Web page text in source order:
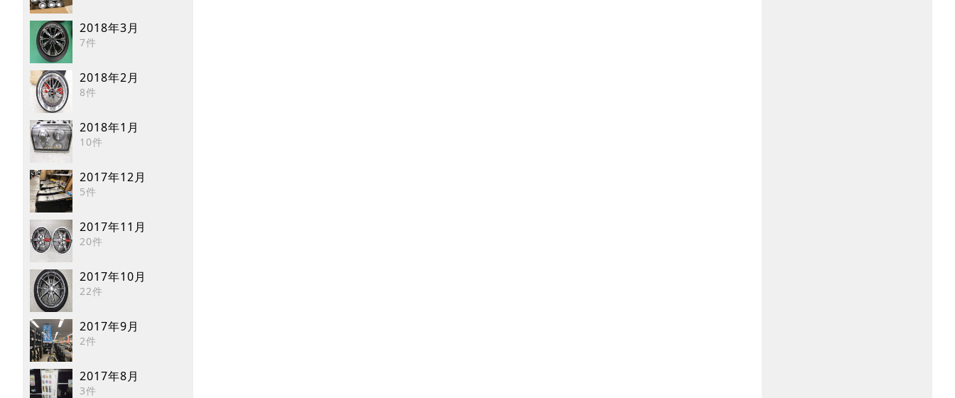
2018年3月
7件
2018年2月
8件
2018年1月
10件
2017年12月
5件
2017年11月
20件
2017年10月
22件
2017年9月
2件
2017年8月
3件